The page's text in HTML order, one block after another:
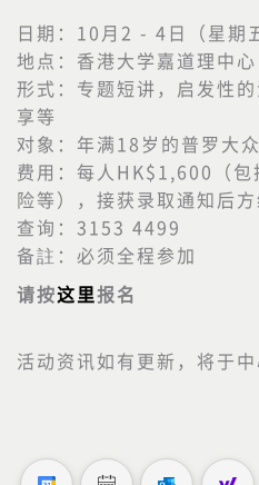
日期：10月2 - 4日（星期
地点：香港大学嘉道理中
形式：专题短讲，启发性
享等
对象：年满18岁的普罗大众
费用：每人HK$1,600（包
险等），接获录取通知后方
查询：3153 4499
备註：必须全程参加
请按这里报名
活动资讯如有更新，将于